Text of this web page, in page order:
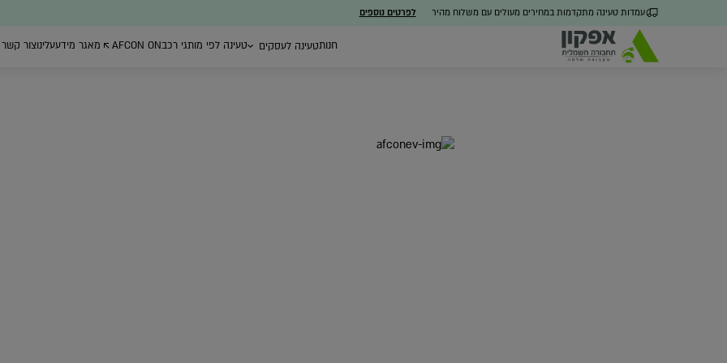
עמדות טעינה מתקדמות במחירים מעולים עם משלוח מהיר לפרטים נוספים
חנותטעינה לעסקים טעינה לפי מותגי רכבAFCON ON מאגר מידעעלינוצור קשר